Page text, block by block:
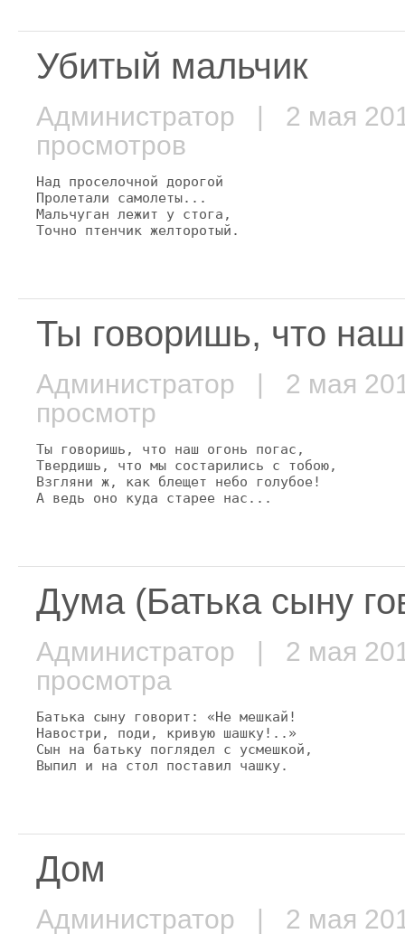
Убитый мальчик
Администратор | 2 мая
просмотров
Над проселочной дорогой
Пролетали самолеты...
Мальчуган лежит у стога,
Точно птенчик желторотый.
Ты говоришь, что наш
Администратор | 2 мая
просмотр
Ты говоришь, что наш огонь погас,
Твердишь, что мы состарились с тобою,
Взгляни ж, как блещет небо голубое!
А ведь оно куда старее нас...
Дума (Батька сыну
Администратор | 2 мая
просмотра
Батька сыну говорит: «Не мешкай!
Навостри, поди, кривую шашку!..»
Сын на батьку поглядел с усмешкой,
Выпил и на стол поставил чашку.
Дом
Администратор | 2 мая